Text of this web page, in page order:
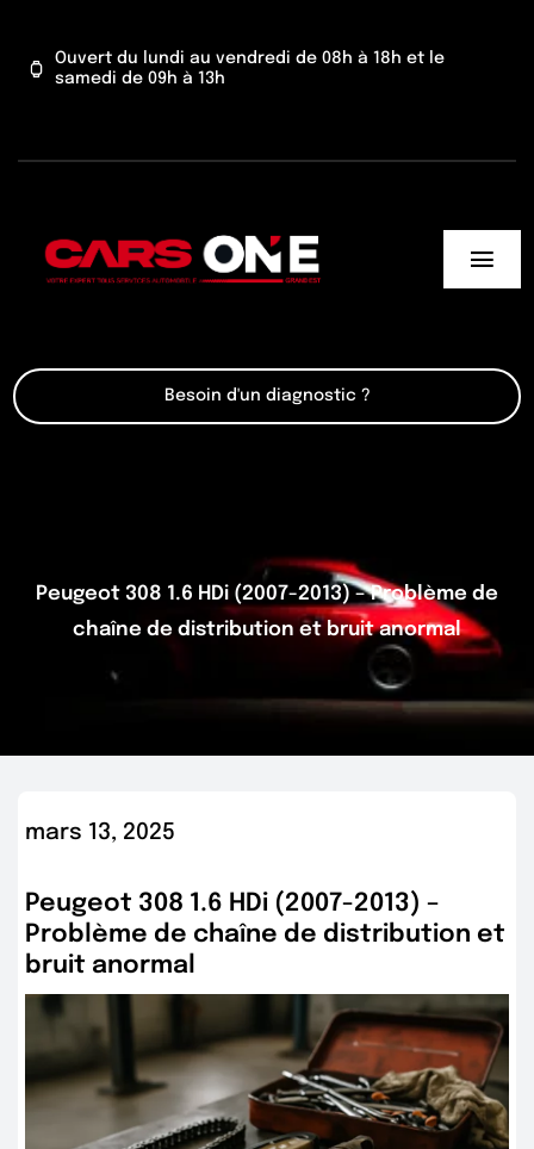
contenu
Ouvert du lundi au vendredi de 08h à 18h et le
samedi de 09h à 13h
Besoin d'un diagnostic ?
Peugeot 308 1.6 HDi (2007-2013) – Problème de
chaîne de distribution et bruit anormal
mars 13, 2025
Peugeot 308 1.6 HDi (2007-2013) –
Problème de chaîne de distribution et
bruit anormal